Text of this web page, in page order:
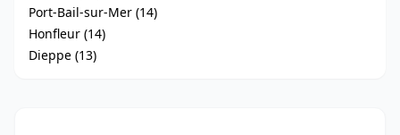
Port-Bail-sur-Mer (14)
Honfleur (14)
Dieppe (13)